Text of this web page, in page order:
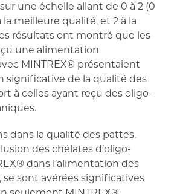
une échelle allant de 0 à 2 (0
meilleure qualité, et 2 à la
résultats ont montré que les
une alimentation
MINTREX® présentaient
significative de la qualité des
à celles ayant reçu des oligo-
dans la qualité des pattes,
des chélates d’oligo-
dans l’alimentation des
se sont avérées significatives